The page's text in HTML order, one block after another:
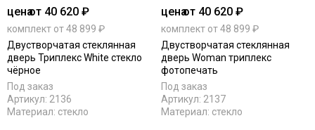
ценаот 40 620 ₽
комплект от 48 899 ₽
Двустворчатая стеклянная
дверь Триплекс White стекло
чёрное
Под заказ
Артикул: 2136
Материал: стекло
ценаот 40 620 ₽
комплект от 48 899 ₽
Двустворчатая стеклянная
дверь Woman триплекс
фотопечать
Под заказ
Артикул: 2137
Материал: стекло